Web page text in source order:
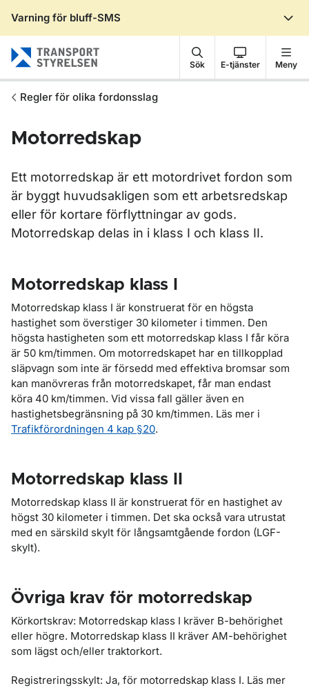
Varning för bluff-SMS
Sök E-tjänster Meny
Regler för olika fordonsslag
Motorredskap
Ett motorredskap är ett motordrivet fordon som
är byggt huvudsakligen som ett arbetsredskap
eller för kortare förflyttningar av gods.
Motorredskap delas in i klass I och klass II.
Motorredskap klass I
Motorredskap klass I är konstruerat för en högsta
hastighet som överstiger 30 kilometer i timmen. Den
högsta hastigheten som ett motorredskap klass I får köra
är 50 km/timmen. Om motorredskapet har en tillkopplad
släpvagn som inte är försedd med effektiva bromsar som
kan manövreras från motorredskapet, får man endast
köra 40 km/timmen. Vid vissa fall gäller även en
hastighetsbegränsning på 30 km/timmen. Läs mer i
Trafikförordningen 4 kap §20.
Motorredskap klass II
Motorredskap klass II är konstruerat för en hastighet av
högst 30 kilometer i timmen. Det ska också vara utrustat
med en särskild skylt för långsamtgående fordon (LGF-
skylt).
Övriga krav för motorredskap
Körkortskrav: Motorredskap klass I kräver B-behörighet
eller högre. Motorredskap klass II kräver AM-behörighet
som lägst och/eller traktorkort.
Registreringsskylt: Ja, för motorredskap klass I. Läs mer